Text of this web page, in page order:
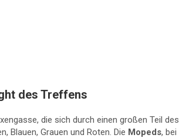
des Treffens
die sich durch einen großen Teil des
Blauen, Grauen und Roten. Die Mopeds, bei